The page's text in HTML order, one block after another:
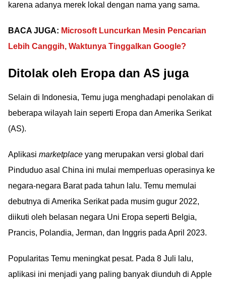
karena adanya merek lokal dengan nama yang sama.
BACA JUGA: Microsoft Luncurkan Mesin Pencarian
Lebih Canggih, Waktunya Tinggalkan Google?
Ditolak oleh Eropa dan AS juga
Selain di Indonesia, Temu juga menghadapi penolakan di
beberapa wilayah lain seperti Eropa dan Amerika Serikat
(AS).
Aplikasi marketplace yang merupakan versi global dari
Pinduduo asal China ini mulai memperluas operasinya ke
negara-negara Barat pada tahun lalu. Temu memulai
debutnya di Amerika Serikat pada musim gugur 2022,
diikuti oleh belasan negara Uni Eropa seperti Belgia,
Prancis, Polandia, Jerman, dan Inggris pada April 2023.
Popularitas Temu meningkat pesat. Pada 8 Juli lalu,
aplikasi ini menjadi yang paling banyak diunduh di Apple